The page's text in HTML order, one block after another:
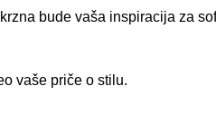
bude vaša inspiracija za
vaše priče o stilu.